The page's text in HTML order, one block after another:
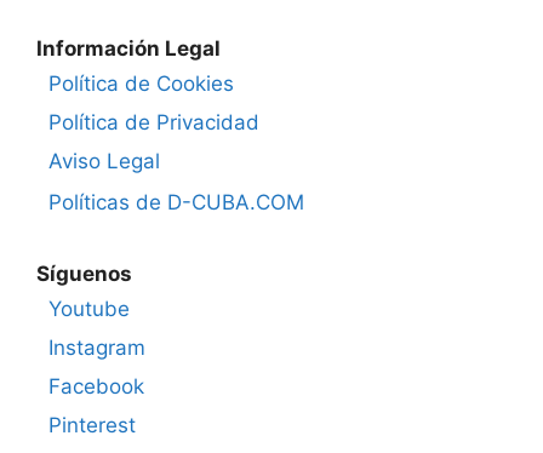
Información Legal
Política de Cookies
Política de Privacidad
Aviso Legal
Políticas de D-CUBA.COM
Síguenos
Youtube
Instagram
Facebook
Pinterest